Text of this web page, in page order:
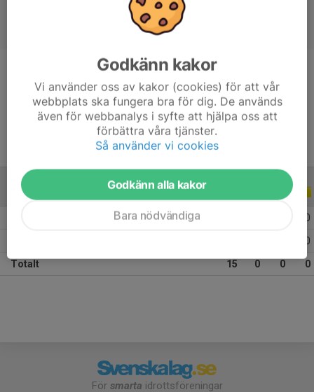
Ålder
14 år
ALLA SERIER
0
0
Totalt 15 0 0 0
För smarta idrottsföreningar
Godkänn kakor
Vi använder oss av kakor (cookies) för att vår
webbplats ska fungera bra för dig. De används
även för webbanalys i syfte att hjälpa oss att
förbättra våra tjänster.
Så använder vi cookies
Godkänn alla kakor
Bara nödvändiga